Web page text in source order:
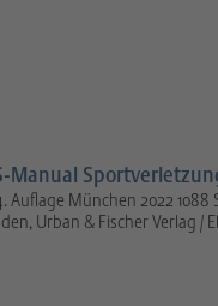
Manual
Auflage München 2022 1088
Urban & Fischer Verlag /